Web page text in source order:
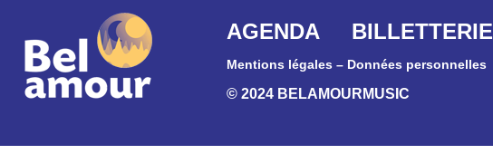
AGENDA BILLETTERIE
Mentions légales – Données personnelles
© 2024 BELAMOURMUSIC